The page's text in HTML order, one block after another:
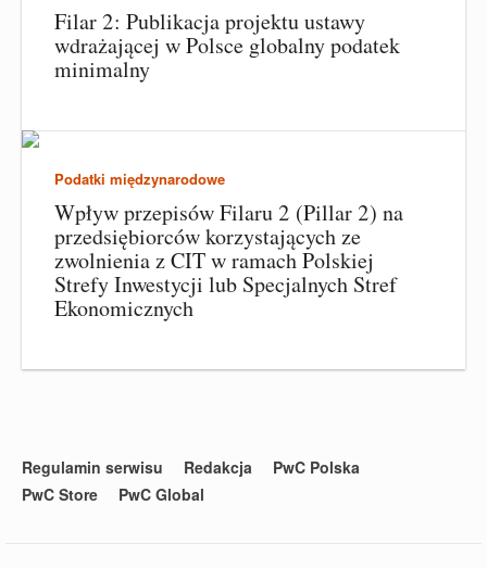
Filar 2: Publikacja projektu ustawy
wdrażającej w Polsce globalny podatek
minimalny
Podatki międzynarodowe
Wpływ przepisów Filaru 2 (Pillar 2) na
przedsiębiorców korzystających ze
zwolnienia z CIT w ramach Polskiej
Strefy Inwestycji lub Specjalnych Stref
Ekonomicznych
Regulamin serwisu Redakcja
PwC Polska
PwC Store
PwC Global